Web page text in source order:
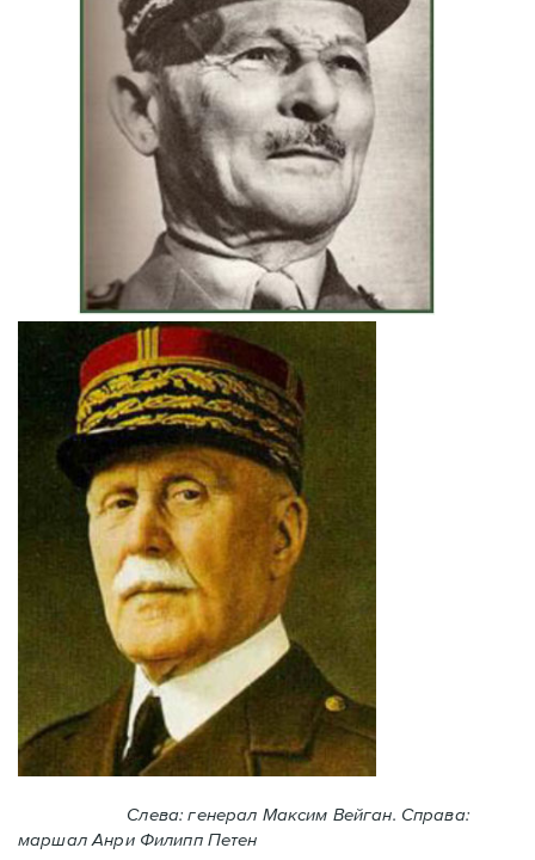
Слева: генерал Максим Вейган. Справа:
маршал Анри Филипп Петен